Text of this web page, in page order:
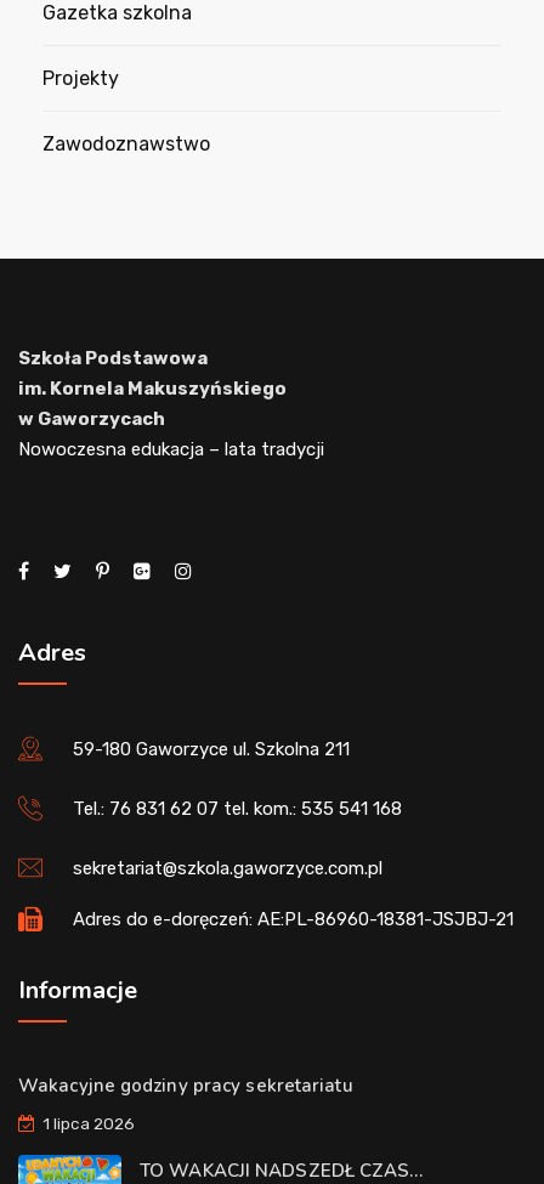
Gazetka szkolna
Projekty
Zawodoznawstwo
Szkoła Podstawowa
im. Kornela Makuszyńskiego
w Gaworzycach
Nowoczesna edukacja – lata tradycji
Adres
59-180 Gaworzyce ul. Szkolna 211
Tel.: 76 831 62 07 tel. kom.: 535 541 168
sekretariat@szkola.gaworzyce.com.pl
Adres do e-doręczeń: AE:PL-86960-18381-JSJBJ-21
Informacje
Wakacyjne godziny pracy sekretariatu
1 lipca 2026
TO WAKACJI NADSZEDŁ CZAS…